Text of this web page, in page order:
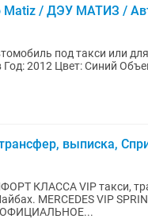
Matiz / ДЭУ МАТИЗ /
под такси или
-
выписка,
КЛАССА VIP такси,
MERCEDES VIP